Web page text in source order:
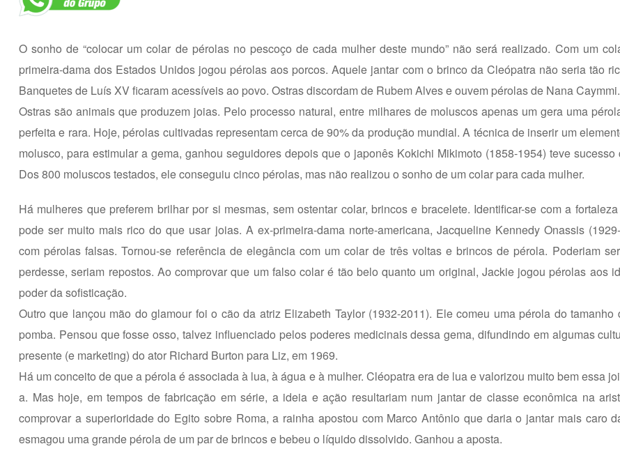
O sonho de “colocar um colar de pérolas no pescoço de cada mulher deste mundo” não será realizado. Com um
primeira-dama dos Estados Unidos jogou pérolas aos porcos. Aquele jantar com o brinco da Cleópatra não seria tão
Banquetes de Luís XV ficaram acessíveis ao povo. Ostras discordam de Rubem Alves e ouvem pérolas de Nana Caymmi.
Ostras são animais que produzem joias. Pelo processo natural, entre milhares de moluscos apenas um gera uma
perfeita e rara. Hoje, pérolas cultivadas representam cerca de 90% da produção mundial. A técnica de inserir um
molusco, para estimular a gema, ganhou seguidores depois que o japonês Kokichi Mikimoto (1858-1954) teve sucesso
Dos 800 moluscos testados, ele conseguiu cinco pérolas, mas não realizou o sonho de um colar para cada mulher.
Há mulheres que preferem brilhar por si mesmas, sem ostentar colar, brincos e bracelete. Identificar-se com a
pode ser muito mais rico do que usar joias. A ex-primeira-dama norte-americana, Jacqueline Kennedy Onassis
com pérolas falsas. Tornou-se referência de elegância com um colar de três voltas e brincos de pérola. Poderiam
perdesse, seriam repostos. Ao comprovar que um falso colar é tão belo quanto um original, Jackie jogou pérolas aos
poder da sofisticação.
Outro que lançou mão do glamour foi o cão da atriz Elizabeth Taylor (1932-2011). Ele comeu uma pérola do tamanho
pomba. Pensou que fosse osso, talvez influenciado pelos poderes medicinais dessa gema, difundindo em algumas
presente (e marketing) do ator Richard Burton para Liz, em 1969.
Há um conceito de que a pérola é associada à lua, à água e à mulher. Cléopatra era de lua e valorizou muito bem essa
a. Mas hoje, em tempos de fabricação em série, a ideia e ação resultariam num jantar de classe econômica na
comprovar a superioridade do Egito sobre Roma, a rainha apostou com Marco Antônio que daria o jantar mais caro
esmagou uma grande pérola de um par de brincos e bebeu o líquido dissolvido. Ganhou a aposta.